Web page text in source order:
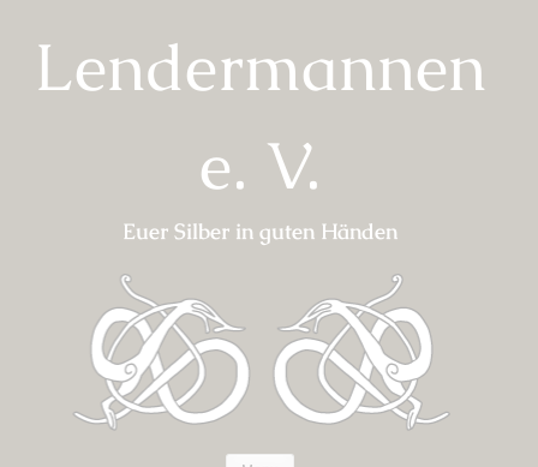
contentLendermannen
e. V.
Euer Silber in guten Händen